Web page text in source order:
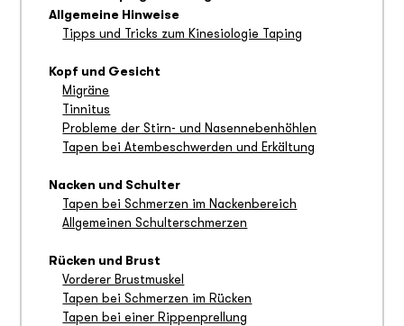
Allgemeine Hinweise
Tipps und Tricks zum Kinesiologie Taping
Kopf und Gesicht
Migräne
Tinnitus
Probleme der Stirn- und Nasennebenhöhlen
Tapen bei Atembeschwerden und Erkältung
Nacken und Schulter
Tapen bei Schmerzen im Nackenbereich
Allgemeinen Schulterschmerzen
Rücken und Brust
Vorderer Brustmuskel
Tapen bei Schmerzen im Rücken
Tapen bei einer Rippenprellung